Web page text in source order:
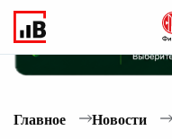
Главное Новости